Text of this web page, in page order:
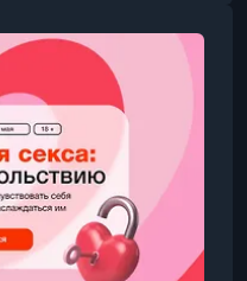
курсМы разберем
чаще всего
и галерей.